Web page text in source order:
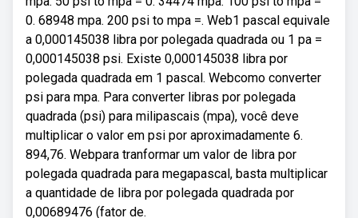
0. 68948 mpa. 200 psi to mpa =. Web1 pascal equivale
a 0,000145038 libra por polegada quadrada ou 1 pa =
0,000145038 psi. Existe 0,000145038 libra por
polegada quadrada em 1 pascal. Webcomo converter
psi para mpa. Para converter libras por polegada
quadrada (psi) para milipascais (mpa), você deve
multiplicar o valor em psi por aproximadamente 6.
894,76. Webpara tranformar um valor de libra por
polegada quadrada para megapascal, basta multiplicar
a quantidade de libra por polegada quadrada por
0,00689476 (fator de.